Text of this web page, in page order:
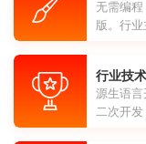
无需编
版。行
行业技
源生语
二次开发